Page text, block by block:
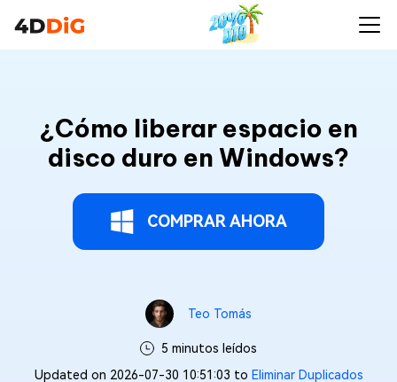
¿Cómo liberar espacio en
disco duro en Windows?
COMPRAR AHORA
Teo Tomás
5 minutos leídos
Updated on 2026-07-30 10:51:03 to Eliminar Duplicados